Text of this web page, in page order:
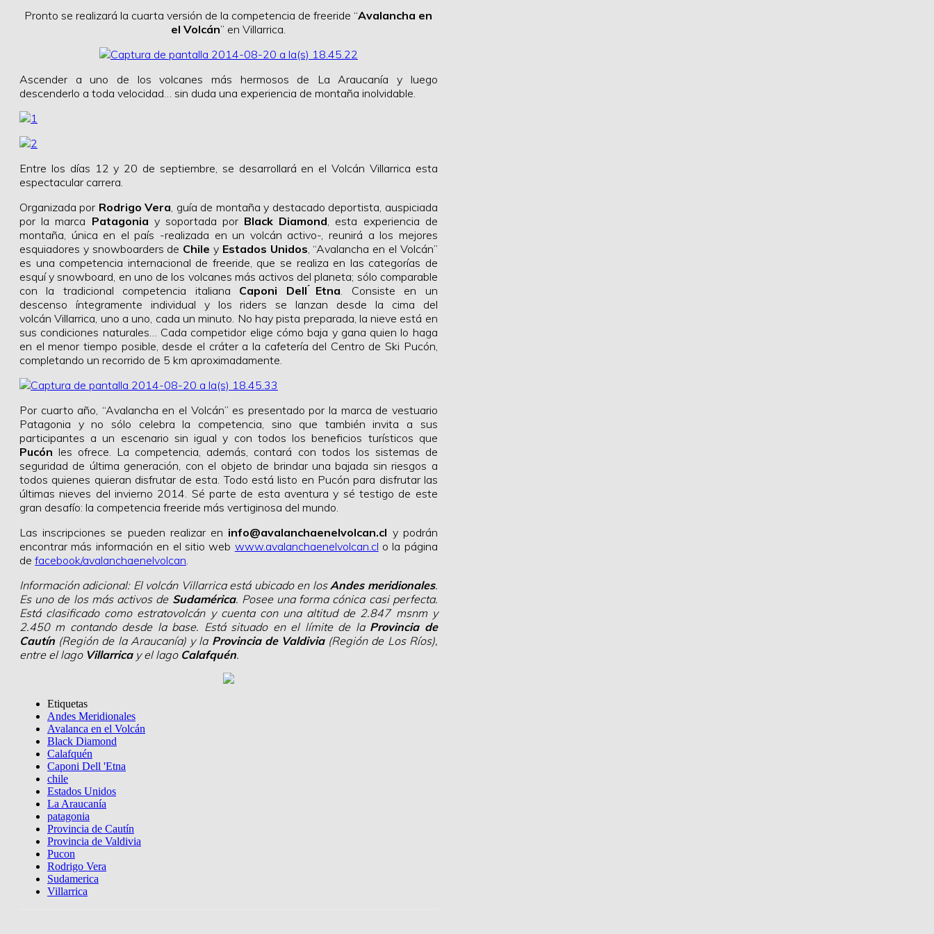
Pronto se realizará la cuarta versión de la competencia de freeride “Avalancha en
el Volcán” en Villarrica.
Ascender a uno de los volcanes más hermosos de La Araucanía y luego
descenderlo a toda velocidad… sin duda una experiencia de montaña inolvidable.
Entre los días 12 y 20 de septiembre, se desarrollará en el Volcán Villarrica esta
espectacular carrera.
Organizada por Rodrigo Vera , guía de montaña y destacado deportista, auspiciada
por la marca Patagonia y soportada por Black Diamond , esta experiencia de
montaña, única en el país -realizada en un volcán activo-, reunirá a los mejores
esquiadores y snowboarders de Chile y Estados Unidos , “Avalancha en el Volcán”
es una competencia internacional de freeride, que se realiza en las categorías de
esquí y snowboard, en uno de los volcanes más activos del planeta; sólo comparable
con la tradicional competencia italiana Caponi Dell ́Etna . Consiste en un
descenso íntegramente individual y los riders se lanzan desde la cima del
volcán Villarrica, uno a uno, cada un minuto. No hay pista preparada, la nieve está en
sus condiciones naturales… Cada competidor elige cómo baja y gana quien lo haga
en el menor tiempo posible, desde el cráter a la cafetería del Centro de Ski Pucón,
completando un recorrido de 5 km aproximadamente.
Por cuarto año, “Avalancha en el Volcán” es presentado por la marca de vestuario
Patagonia y no sólo celebra la competencia, sino que también invita a sus
participantes a un escenario sin igual y con todos los beneficios turísticos que
Pucón les ofrece. La competencia, además, contará con todos los sistemas de
seguridad de última generación, con el objeto de brindar una bajada sin riesgos a
todos quienes quieran disfrutar de esta. Todo está listo en Pucón para disfrutar las
últimas nieves del invierno 2014. Sé parte de esta aventura y sé testigo de este
gran desafío: la competencia freeride más vertiginosa del mundo.
Las inscripciones se pueden realizar en info@avalanchaenelvolcan.cl y podrán
encontrar más información en el sitio web www.avalanchaenelvolcan.cl o la página
de facebook/avalanchaenelvolcan
Información adicional: El volcán Villarrica está ubicado en los Andes meridionales.
Es uno de los más activos de Sudamérica. Posee una forma cónica casi perfecta.
Está clasificado como estratovolcán y cuenta con una altitud de 2.847 msnm y
2.450 m contando desde la base. Está situado en el límite de la Provincia de
Cautín (Región de la Araucanía) y la Provincia de Valdivia(Región de Los Ríos),
entre el lago Villarricay el lago Calafquén.
Etiquetas
Andes Meridionales
Avalanca en el Volcán
Black Diamond
Calafquén
Caponi Dell 'Etna
chile
Estados Unidos
La Araucanía
patagonia
Provincia de Cautín
Provincia de Valdivia
Pucon
Rodrigo Vera
Sudamerica
Villarrica